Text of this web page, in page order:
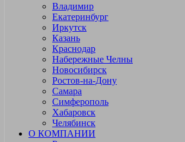
Владимир
Екатеринбург
Иркутск
Казань
Краснодар
Набережные Челны
Новосибирск
Ростов-на-Дону
Самара
Симферополь
Хабаровск
Челябинск
О КОМПАНИИ